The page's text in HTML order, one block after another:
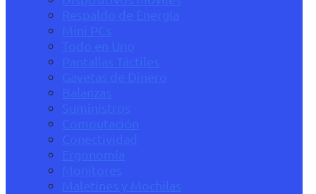
Respaldo de Energía
Mini PCs
Todo en Uno
Pantallas Táctiles
Gavetas de Dinero
Balanzas
Suministros
Computación
Conectividad
Ergonomía
Monitores
Maletines y Mochilas